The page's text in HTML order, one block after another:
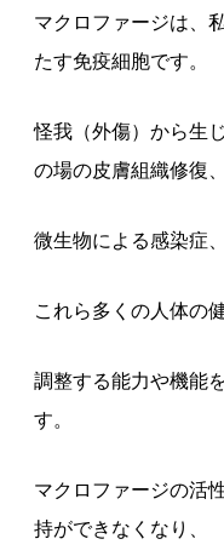
マクロファージは、
たす免疫細胞です。
怪我（外傷）から生
の場の皮膚組織修復、
微生物による感染症
これら多くの人体の
調整する能力や機能
す。
マクロファージの活
持ができなくなり、